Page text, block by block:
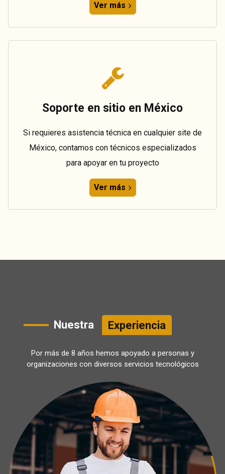
Ver más
Soporte en sitio en México
Si requieres asistencia técnica en cualquier site de
México, contamos con técnicos especializados
para apoyar en tu proyecto
Ver más
Nuestra Experiencia
Por más de 8 años hemos apoyado a personas y
organizaciones con diversos servicios tecnológicos